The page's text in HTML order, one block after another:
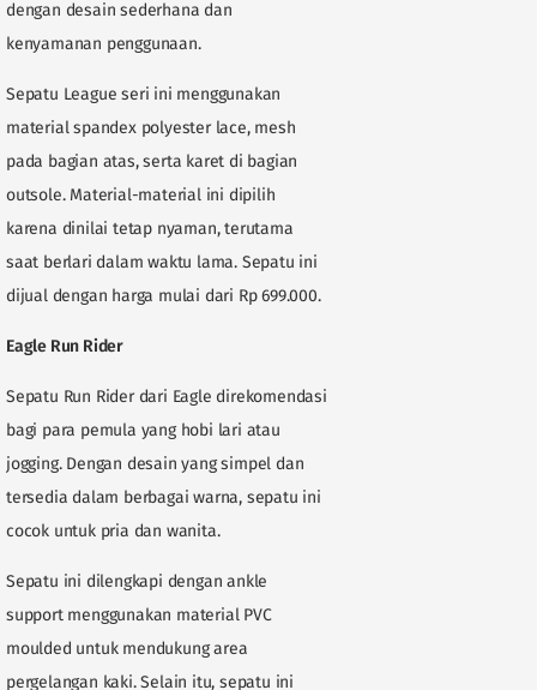
dengan desain sederhana dan
kenyamanan penggunaan.
Sepatu League seri ini menggunakan
material spandex polyester lace, mesh
pada bagian atas, serta karet di bagian
outsole. Material-material ini dipilih
karena dinilai tetap nyaman, terutama
saat berlari dalam waktu lama. Sepatu ini
dijual dengan harga mulai dari Rp 699.000.
Eagle Run Rider
Sepatu Run Rider dari Eagle direkomendasi
bagi para pemula yang hobi lari atau
jogging. Dengan desain yang simpel dan
tersedia dalam berbagai warna, sepatu ini
cocok untuk pria dan wanita.
Sepatu ini dilengkapi dengan ankle
support menggunakan material PVC
moulded untuk mendukung area
pergelangan kaki. Selain itu, sepatu ini